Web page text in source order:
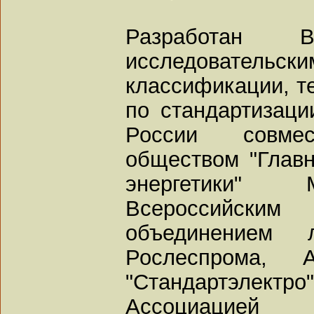
Разработан
классификации,
по
России
обществом
энергетики"
Всероссийским
объединением
Рослеспрома,